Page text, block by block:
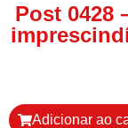
Post 0428
Adicionar ao